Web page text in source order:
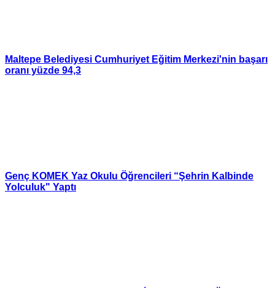
Maltepe Belediyesi Cumhuriyet Eğitim Merkezi'nin başarı
oranı yüzde 94,3
Genç KOMEK Yaz Okulu Öğrencileri “Şehrin Kalbinde
Yolculuk" Yaptı